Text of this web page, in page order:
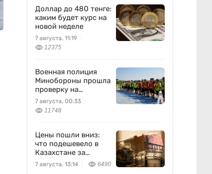
Доллар до 480 тенге:
каким будет курс на
новой неделе
7 августа, 11:19
12375
Военная полиция
Минобороны прошла
проверку на
выносливость
7 августа, 00:33
11748
Цены пошли вниз:
что подешевело в
Казахстане за
неделю
7 августа, 13:14 6490